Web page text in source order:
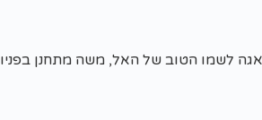
לשמו הטוב של האל, משה מתחנן בפניו